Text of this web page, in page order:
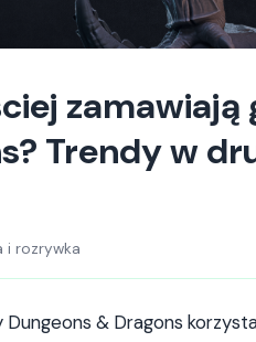
zamawiają
Trendy w
i rozrywka
& Dragons